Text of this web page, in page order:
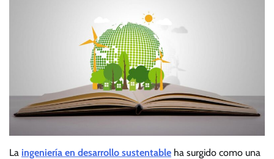
La ingeniería en desarrollo sustentable ha surgido como una